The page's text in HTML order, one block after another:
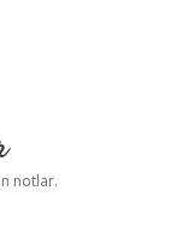
notlar.